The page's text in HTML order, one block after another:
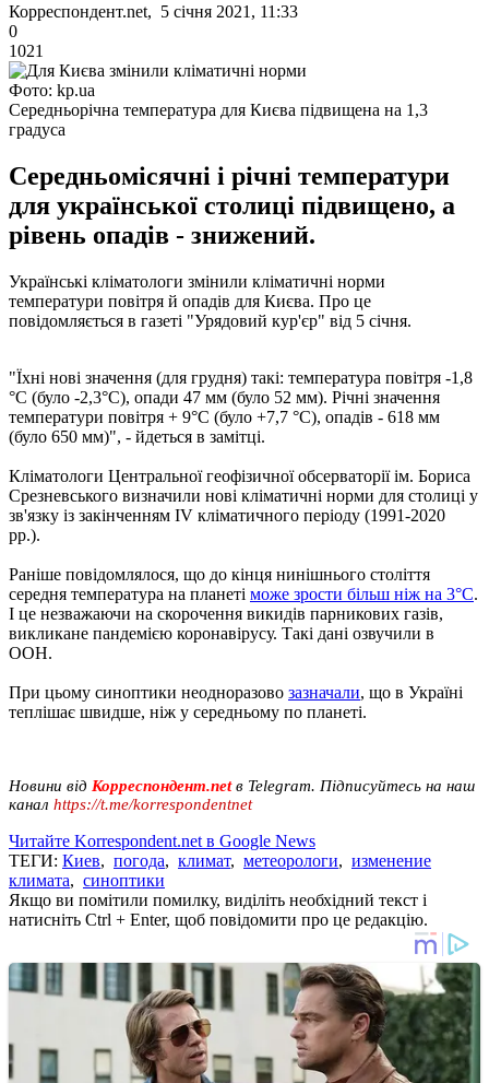
Корреспондент.net, 5 січня 2021, 11:33
0
1021
Фото: kp.ua
Середньорічна температура для Києва підвищена на 1,3
градуса
Середньомісячні і річні температури
для української столиці підвищено, а
рівень опадів - знижений.
Українські кліматологи змінили кліматичні норми
температури повітря й опадів для Києва. Про це
повідомляється в газеті "Урядовий кур'єр" від 5 січня.
"Їхні нові значення (для грудня) такі: температура повітря -1,8
°С (було -2,3°С), опади 47 мм (було 52 мм). Річні значення
температури повітря + 9°С (було +7,7 °С), опадів - 618 мм
(було 650 мм)", - йдеться в замітці.
Кліматологи Центральної геофізичної обсерваторії ім. Бориса
Срезневського визначили нові кліматичні норми для столиці у
зв'язку із закінченням IV кліматичного періоду (1991-2020
рр.).
Раніше повідомлялося, що до кінця нинішнього століття
середня температура на планеті може зрости більш ніж на 3°C.
І це незважаючи на скорочення викидів парникових газів,
викликане пандемією коронавірусу. Такі дані озвучили в
ООН.
При цьому синоптики неодноразово зазначали, що в Україні
теплішає швидше, ніж у середньому по планеті.
Новини від Корреспондент.netв Telegram. Підписуйтесь на наш
канал https://t.me/korrespondentnet
Читайте Korrespondent.net в Google News
ТЕГИ: Киев, погода, климат, метеорологи, изменение
климата, синоптики
Якщо ви помітили помилку, виділіть необхідний текст і
натисніть Ctrl + Enter, щоб повідомити про це редакцію.